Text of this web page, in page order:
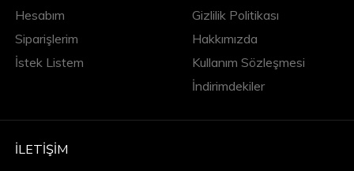
Hesabım
Siparişlerim
İstek Listem
Gizlilik Politikası
Hakkımızda
Kullanım Sözleşmesi
İndirimdekiler
İLETIŞIM